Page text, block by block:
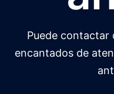
Puede contactar
encantados de